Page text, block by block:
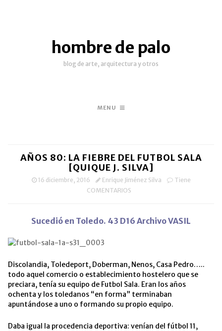
hombre de palo
blog de arte, arquitectura y otros
MENU
AÑOS 80: LA FIEBRE DEL FUTBOL SALA
[QUIQUE J. SILVA]
16 diciembre, 2016 Enrique Jiménez Silva
Tiene
COMENTARIOS
Sucedió en Toledo. 43 D16 Archivo VASIL
Discolandia, Toledeport, Doberman, Nenos, Casa Pedro…..
todo aquel comercio o establecimiento hostelero que se
preciara, tenía su equipo de Futbol Sala. Eran los años
ochenta y los toledanos “en forma” terminaban
apuntándose a uno o formando su propio equipo.
Daba igual la procedencia deportiva: venían del fútbol 11,